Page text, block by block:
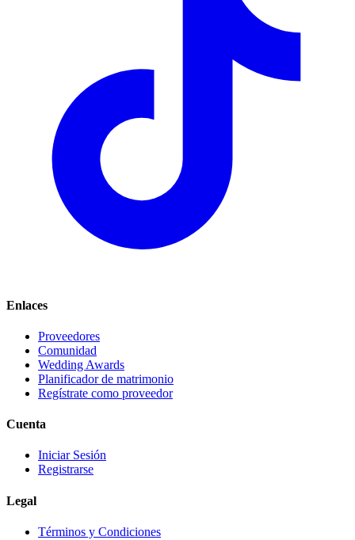
Enlaces
Proveedores
Comunidad
Wedding Awards
Planificador de matrimonio
Regístrate como proveedor
Cuenta
Iniciar Sesión
Registrarse
Legal
Términos y Condiciones